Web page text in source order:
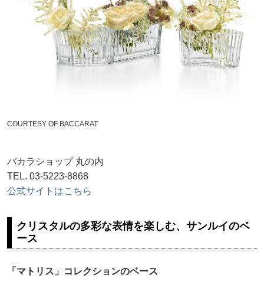
COURTESY OF BACCARAT
バカラショップ 丸の内
TEL. 03-5223-8868
公式サイトはこちら
クリスタルの多彩な表情を楽しむ、サンルイのベ
ース
「マトリス」コレクションのベース